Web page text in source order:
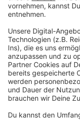
Webseiten
Suchanfragen auf
auch auftauchen
seriös. So gibt es
externen
Bewertungen
dass irgendwas
eine Seite
anderen Seiten
von User "Jonas